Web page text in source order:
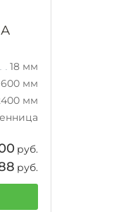
18 мм
600 мм
мм
руб.
руб.